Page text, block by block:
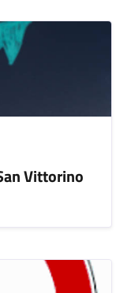
Vittorino